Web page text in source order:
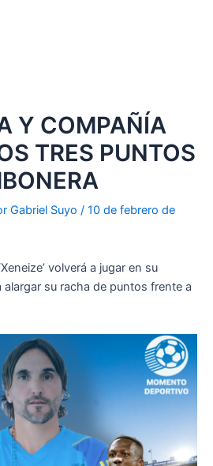
Y COMPAÑÍA
TRES PUNTOS
Gabriel Suyo / 10 de febrero de
volverá a jugar en su
su racha de puntos frente a